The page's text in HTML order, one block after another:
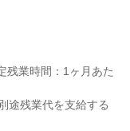
残業時間：1ヶ月あた
途残業代を支給する